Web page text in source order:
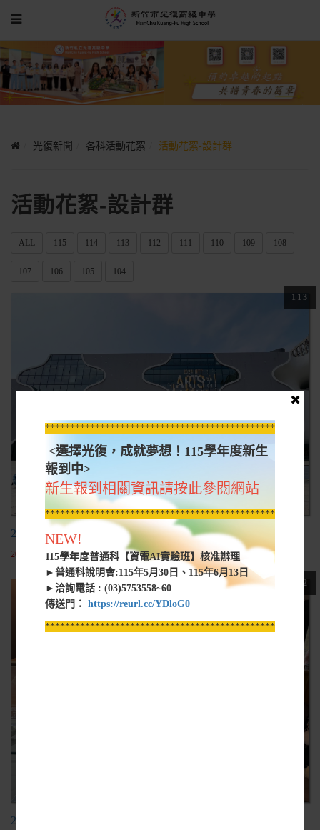
光復新聞 各科活動花絮 活動花絮-設計群
活動花絮-設計群
ALL 115 114 113 112 111 110 109 108
107 106 105 104
113
202403國家歌劇院國立美術館
2024-04-26
112
202311金瓜石黃金博物館
*****************************************************
<選擇光復，成就夢想！115學年度新生
報到中>
新生報到相關資訊請按此參閱網站
*****************************************************
NEW!
115學年度普通科【資電AI實驗班】核准辦理
►普通科說明會:115年5月30日、115年6月13日
►洽詢電話 : (03)5753558~60
傳送門： https://reurl.cc/YDloG0
*****************************************************